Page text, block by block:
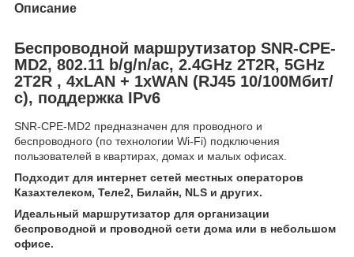
Описание
Беспроводной маршрутизатор SNR-CPE-
MD2, 802.11 b/g/n/ac, 2.4GHz 2T2R, 5GHz
2T2R , 4xLAN + 1xWAN (RJ45 10/100Мбит/
с), поддержка IPv6
SNR-CPE-MD2 предназначен для проводного и
беспроводного (по технологии Wi-Fi) подключения
пользователей в квартирах, домах и малых офисах.
Подходит для интернет сетей местных операторов
Казахтелеком, Теле2, Билайн, NLS и других.
Идеальный маршрутизатор для организации
беспроводной и проводной сети дома или в небольшом
офисе.